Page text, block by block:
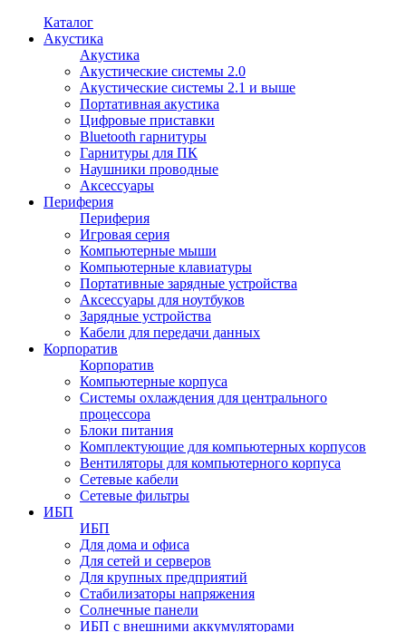
Каталог
Акустика
Акустика
Акустические системы 2.0
Акустические системы 2.1 и выше
Портативная акустика
Цифровые приставки
Bluetooth гарнитуры
Гарнитуры для ПК
Наушники проводные
Аксессуары
Периферия
Периферия
Игровая серия
Компьютерные мыши
Компьютерные клавиатуры
Портативные зарядные устройства
Аксессуары для ноутбуков
Зарядные устройства
Кабели для передачи данных
Корпоратив
Корпоратив
Компьютерные корпуса
Системы охлаждения для центрального
процессора
Блоки питания
Комплектующие для компьютерных корпусов
Вентиляторы для компьютерного корпуса
Сетевые кабели
Сетевые фильтры
ИБП
ИБП
Для дома и офиса
Для сетей и серверов
Для крупных предприятий
Стабилизаторы напряжения
Солнечные панели
ИБП с внешними аккумуляторами